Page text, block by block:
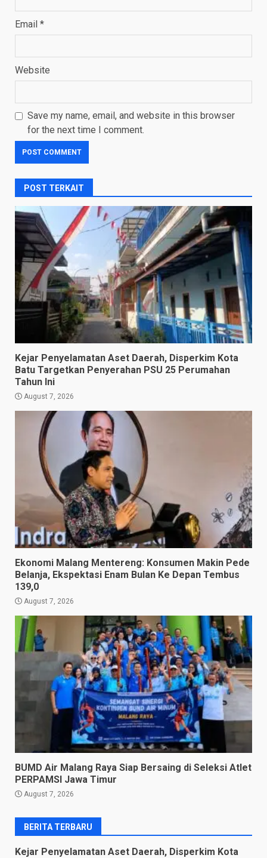
Email *
Website
Save my name, email, and website in this browser
for the next time I comment.
POST TERKAIT
Kejar Penyelamatan Aset Daerah, Disperkim Kota
Batu Targetkan Penyerahan PSU 25 Perumahan
Tahun Ini
August 7, 2026
Ekonomi Malang Mentereng: Konsumen Makin Pede
Belanja, Ekspektasi Enam Bulan Ke Depan Tembus
139,0
August 7, 2026
BUMD Air Malang Raya Siap Bersaing di Seleksi Atlet
PERPAMSI Jawa Timur
August 7, 2026
BERITA TERBARU
Kejar Penyelamatan Aset Daerah, Disperkim Kota